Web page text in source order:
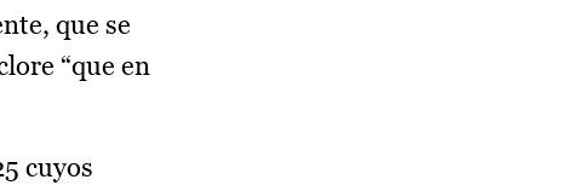
que se
“que en
cuyos